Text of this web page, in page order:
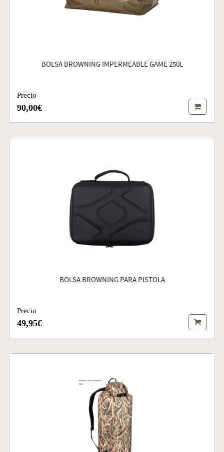
BOLSA BROWNING IMPERMEABLE GAME 250L
Precio
90,00€
BOLSA BROWNING PARA PISTOLA
Precio
49,95€